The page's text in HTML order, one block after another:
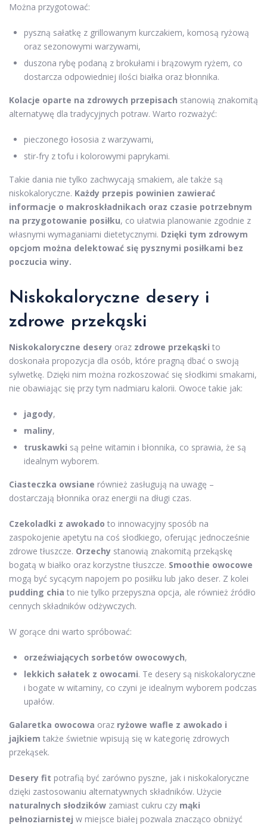
Można przygotować:
pyszną sałatkę z grillowanym kurczakiem, komosą ryżową
oraz sezonowymi warzywami,
duszona rybę podaną z brokułami i brązowym ryżem, co
dostarcza odpowiedniej ilości białka oraz błonnika.
Kolacje oparte na zdrowych przepisach stanowią znakomitą
alternatywę dla tradycyjnych potraw. Warto rozważyć:
pieczonego łososia z warzywami,
stir-fry z tofu i kolorowymi paprykami.
Takie dania nie tylko zachwycają smakiem, ale także są
niskokaloryczne. Każdy przepis powinien zawierać
informacje o makroskładnikach oraz czasie potrzebnym
na przygotowanie posiłku, co ułatwia planowanie zgodnie z
własnymi wymaganiami dietetycznymi. Dzięki tym zdrowym
opcjom można delektować się pysznymi posiłkami bez
poczucia winy.
Niskokaloryczne desery i
zdrowe przekąski
Niskokaloryczne desery oraz zdrowe przekąski to
doskonała propozycja dla osób, które pragną dbać o swoją
sylwetkę. Dzięki nim można rozkoszować się słodkimi smakami,
nie obawiając się przy tym nadmiaru kalorii. Owoce takie jak:
jagody,
maliny,
truskawki są pełne witamin i błonnika, co sprawia, że są
idealnym wyborem.
Ciasteczka owsiane również zasługują na uwagę –
dostarczają błonnika oraz energii na długi czas.
Czekoladki z awokado to innowacyjny sposób na
zaspokojenie apetytu na coś słodkiego, oferując jednocześnie
zdrowe tłuszcze. Orzechy stanowią znakomitą przekąskę
bogatą w białko oraz korzystne tłuszcze. Smoothie owocowe
mogą być sycącym napojem po posiłku lub jako deser. Z kolei
pudding chia to nie tylko przepyszna opcja, ale również źródło
cennych składników odżywczych.
W gorące dni warto spróbować:
orzeźwiających sorbetów owocowych,
lekkich sałatek z owocami. Te desery są niskokaloryczne
i bogate w witaminy, co czyni je idealnym wyborem podczas
upałów.
Galaretka owocowa oraz ryżowe wafle z awokado i
jajkiem także świetnie wpisują się w kategorię zdrowych
przekąsek.
Desery fit potrafią być zarówno pyszne, jak i niskokaloryczne
dzięki zastosowaniu alternatywnych składników. Użycie
naturalnych słodzików zamiast cukru czy mąki
pełnoziarnistej w miejsce białej pozwala znacząco obniżyć